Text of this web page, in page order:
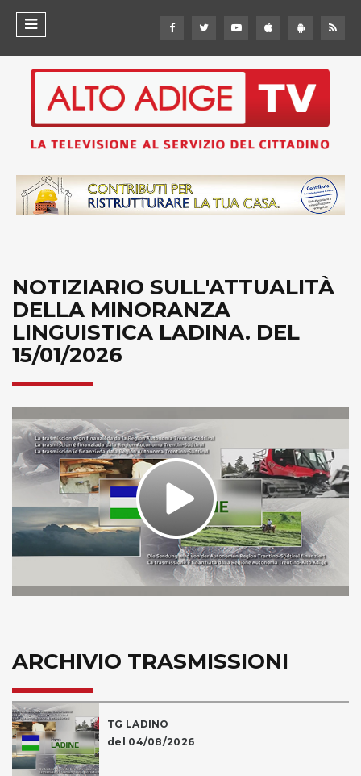
NOTIZIARIO SULL'ATTUALITÀ
DELLA MINORANZA
LINGUISTICA LADINA. DEL
15/01/2026
Play
ARCHIVIO TRASMISSIONI
TG LADINO
del 04/08/2026